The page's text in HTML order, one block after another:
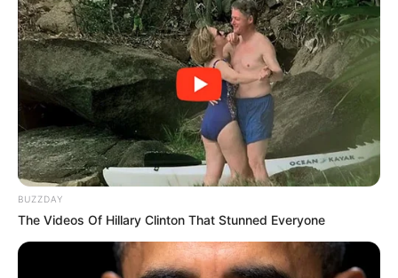
BUZZDAY
The Videos Of Hillary Clinton That Stunned Everyone